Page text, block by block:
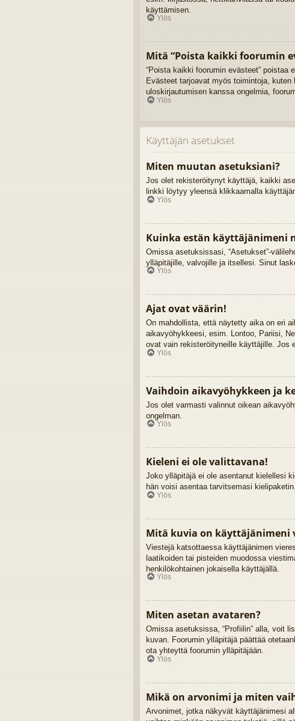
käyttämisen.
Ylös
Mitä “Poista kaikki foorumin
“Poista kaikki foorumin evästeet”
Evästeet tarjoavat myös toimintoja,
uloskirjautumisen kanssa ongelmia,
Ylös
Käyttäjän asetukset
Miten muutan asetuksiani?
Jos olet rekisteröitynyt käyttäjä, kaikki
linkki löytyy yleensä klikkaamalla
Ylös
Kuinka estän käyttäjänimeni
Omissa asetuksissasi, “Asetukset”-
ylläpitäjille, valvojille ja itsellesi. Sinut
Ylös
Ajat ovat väärin!
On mahdollista, että näytetty aika on eri
aikavyöhykkeesi, esim. Lontoo, Pariisi,
ovat vain rekisteröityneille käyttäjille. Jos
Ylös
Vaihdoin aikavyöhykkeen ja
Jos olet varmasti valinnut oikean
ongelman.
Ylös
Kieleni ei ole valittavana!
Joko ylläpitäjä ei ole asentanut kielellesi
hän voisi asentaa tarvitsemasi
Ylös
Mitä kuvia on käyttäjänimeni
Viestejä katsottaessa käyttäjänimen
laatikoiden tai pisteiden muodossa
henkilökohtainen jokaisella käyttäjällä.
Ylös
Miten asetan avataren?
Omissa asetuksissa, “Profiilin” alla, voit
kuvan. Foorumin ylläpitäjä päättää
ota yhteyttä foorumin ylläpitäjään.
Ylös
Mikä on arvonimi ja miten
Arvonimet, jotka näkyvät käyttäjänimesi